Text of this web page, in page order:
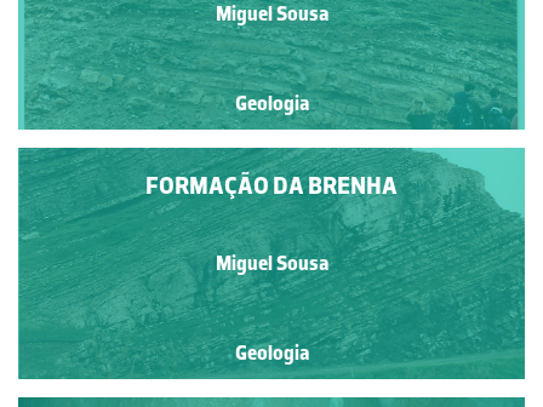
Miguel Sousa
Geologia
FORMAÇÃO DA BRENHA
Miguel Sousa
Geologia